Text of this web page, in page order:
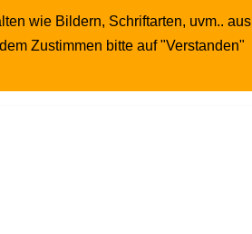
Unser Wirt Gilde
wie Bildern, Schriftarten, uvm.. aus
Zustimmen bitte auf "Verstanden"